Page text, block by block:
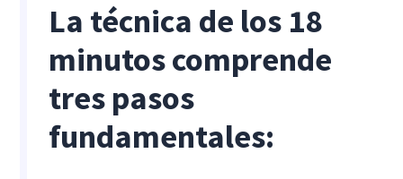
La técnica de los 18
minutos comprende
tres pasos
fundamentales: